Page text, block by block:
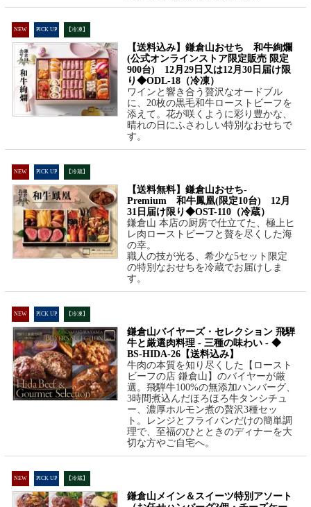
NEW PICK UP 【冷凍】
【送料込み】鎌倉山おせち 和牛絢爛
(公式オンラインストア限定販売 限定
900台) 12月29日又は12月30日届け限
り◆ODL-18（冷凍）
ワインと響き合う贅沢なオードブル
に、20枚の黒毛和牛ローストビーフを
添えて。花が咲くように彩り豊かな、
晴れの日にふさわしい特別なおせちで
す。
NEW PICK UP 【冷蔵】
【送料無料】鎌倉山おせち-
Premium 和牛鳳凰(限定10台) 12月
31日届け限り◆OST-110（冷蔵）
鎌倉山 本店の厨房で仕立てた、極上ヒ
レ肉ローストビーフと贅を尽くした海
の幸。
職人の技が光る、希少な5セット限定
の特別なおせちを冷蔵でお届けしま
す。
NEW PICK UP 【冷凍】
鎌倉山バイヤーズ・セレクション 飛騨
牛と厳選肉料理 - 三種の味わい - ◆
BS-HIDA-26【送料込み】
牛肉の本質を知り尽くした【ロースト
ビーフの店 鎌倉山】のバイヤーが厳
選。飛騨牛100%の無添加ハンバーグ、
3時間煮込んだほろほろ牛タンシチュ
ー、濃厚ホルモン煮の贅沢3種セッ
ト。レンジとフライパンだけの簡単調
理で、至福のひとときのディナーを大
切な方やご自宅へ。
NEW PICK UP 【冷蔵】
鎌倉山メイン＆スイーツ特別アソート